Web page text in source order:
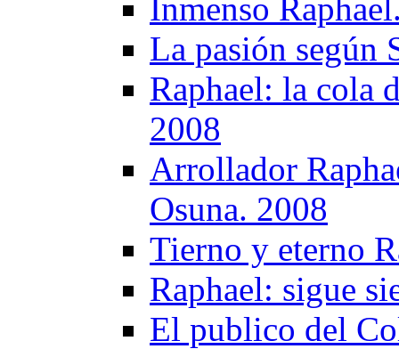
Inmenso
La pasión según
Raphael: la cola
2008
Arrollador
Osuna. 2008
Tierno y eterno
Raphael: sigue
El publico del